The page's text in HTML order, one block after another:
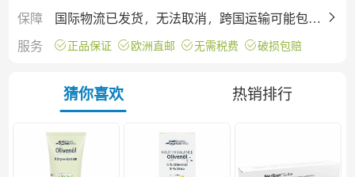
保障
国际物流已发货，无法取消，跨国运输可能包裹
会有挤压（不影响产品），不同批次保质期有差
异，详情仅供参考，下单即默认接受。
服务 正品保证 欧洲直邮 无需税费 破损包赔
猜你喜欢 热销排行